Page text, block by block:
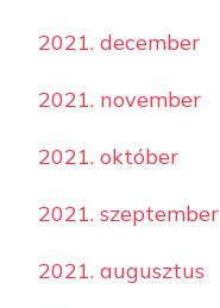
2021. december
2021. november
2021. október
2021. szeptember
2021. augusztus